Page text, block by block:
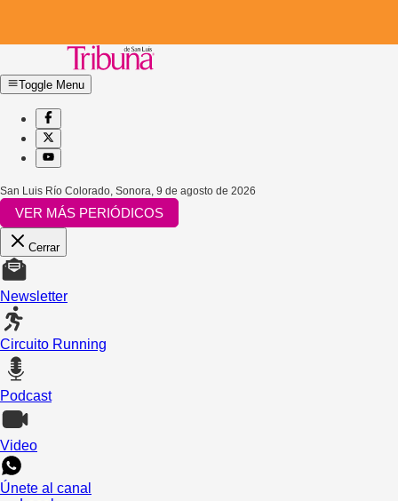
Toggle Menu
San Luis Río Colorado, Sonora, 9 de agosto de 2026
VER MÁS PERIÓDICOS
Cerrar
Newsletter
Circuito Running
Podcast
Video
Únete al canal